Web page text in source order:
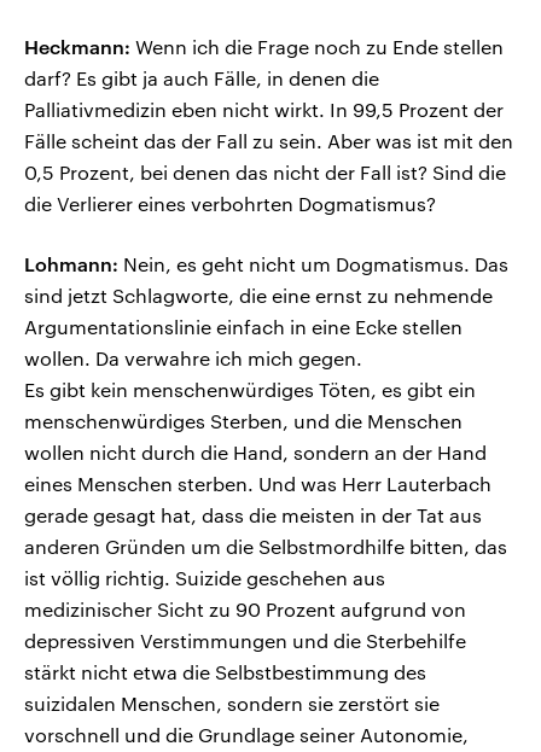
Heckmann: Wenn ich die Frage noch zu Ende stellen
darf? Es gibt ja auch Fälle, in denen die
Palliativmedizin eben nicht wirkt. In 99,5 Prozent der
Fälle scheint das der Fall zu sein. Aber was ist mit den
0,5 Prozent, bei denen das nicht der Fall ist? Sind die
die Verlierer eines verbohrten Dogmatismus?
Lohmann: Nein, es geht nicht um Dogmatismus. Das
sind jetzt Schlagworte, die eine ernst zu nehmende
Argumentationslinie einfach in eine Ecke stellen
wollen. Da verwahre ich mich gegen.
Es gibt kein menschenwürdiges Töten, es gibt ein
menschenwürdiges Sterben, und die Menschen
wollen nicht durch die Hand, sondern an der Hand
eines Menschen sterben. Und was Herr Lauterbach
gerade gesagt hat, dass die meisten in der Tat aus
anderen Gründen um die Selbstmordhilfe bitten, das
ist völlig richtig. Suizide geschehen aus
medizinischer Sicht zu 90 Prozent aufgrund von
depressiven Verstimmungen und die Sterbehilfe
stärkt nicht etwa die Selbstbestimmung des
suizidalen Menschen, sondern sie zerstört sie
vorschnell und die Grundlage seiner Autonomie,